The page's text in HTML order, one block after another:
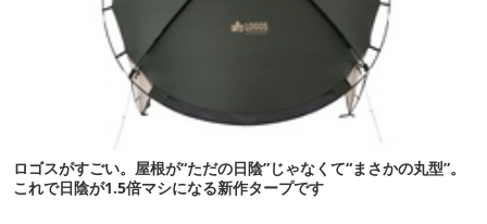
ロゴスがすごい。屋根が“ただの日陰”じゃなくて“まさかの丸型”。
これで日陰が1.5倍マシになる新作タープです